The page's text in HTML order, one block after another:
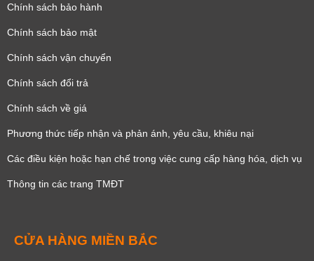
Chính sách bảo hành
Chính sách bảo mật
Chính sách vận chuyển
Chính sách đổi trả
Chính sách về giá
Phương thức tiếp nhận và phản ánh, yêu cầu, khiêu nại
Các điều kiện hoặc hạn chế trong việc cung cấp hàng hóa, dịch vụ
Thông tin các trang TMĐT
CỬA HÀNG MIỀN BẮC